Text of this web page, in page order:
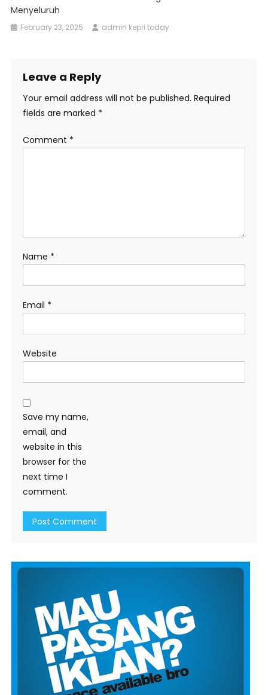
Menyeluruh
February 23, 2025 admin kepri today
Leave a Reply
Your email address will not be published. Required
fields are marked *
Comment *
Name *
Email *
Website
Save my name,
email, and
website in this
browser for the
next time I
comment.